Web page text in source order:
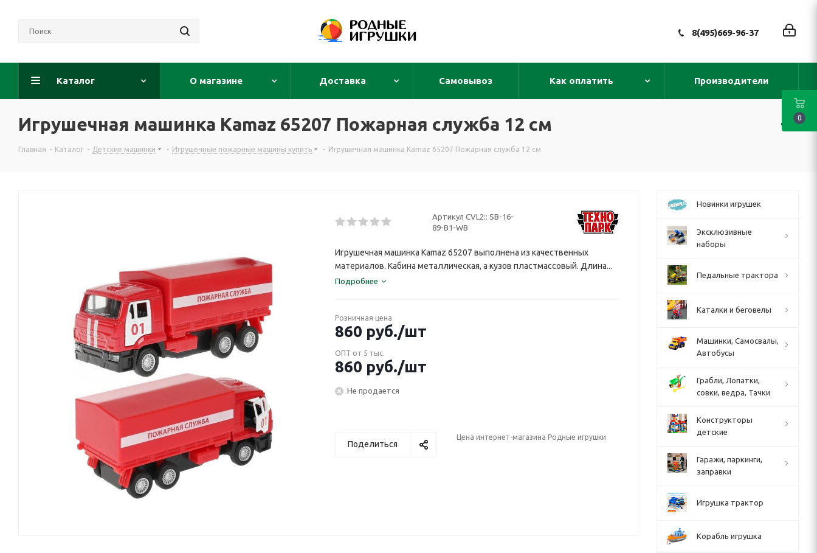
8(495)669-96-37
Каталог О магазине Доставка Самовывоз Как оплатить Производители
Игрушечная машинка Kamaz 65207 Пожарная служба 12 см
Главная - Каталог - Детские машинки - Игрушечные пожарные машины купить - Игрушечная машинка Kamaz 65207 Пожарная служба 12 см
Артикул CVL2:: SB-16-
89-B1-WB
Игрушечная машинка Kamaz 65207 выполнена из качественных
материалов. Кабина металлическая, а кузов пластмассовый. Длина...
Подробнее
Розничная цена
860 руб./шт
ОПТ от 5 тыс.
860 руб./шт
Не продается
Поделиться
Цена интернет-магазина Родные игрушки
Новинки игрушек
Эксклюзивные
наборы
Педальные трактора
Каталки и беговелы
Машинки, Самосвалы,
Автобусы
Грабли, Лопатки,
совки, ведра, Тачки
Конструкторы
детские
Гаражи, паркинги,
заправки
Игрушка трактор
Корабль игрушка
0